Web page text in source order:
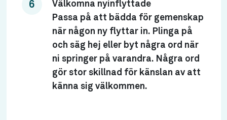
Välkomna nyinflyttade
Passa på att bädda för gemenskap
när någon ny flyttar in. Plinga på
och säg hej eller byt några ord när
ni springer på varandra. Några ord
gör stor skillnad för känslan av att
känna sig välkommen.